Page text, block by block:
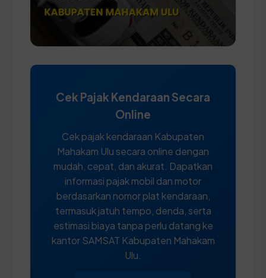
Cek Pajak Kendaraan Secara
Online
Cek pajak kendaraan Kabupaten
Mahakam Ulu secara online dengan
mudah, cepat, dan akurat. Dapatkan
informasi pajak mobil dan motor
berdasarkan nomor plat kendaraan,
termasuk jatuh tempo, denda, serta
estimasi biaya tanpa perlu datang ke
kantor SAMSAT Kabupaten Mahakam
Ulu.